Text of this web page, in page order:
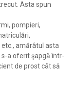
Asta spun
pompieri,
amărâtul asta
a oferit şapgă într-
de prost cât să